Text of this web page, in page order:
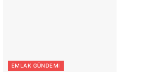
EMLAK GÜNDEMI